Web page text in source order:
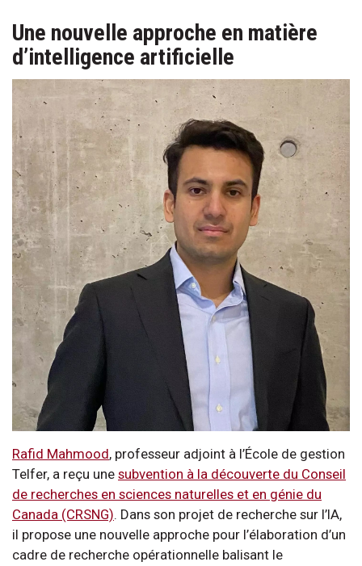
Une nouvelle approche en matière
d’intelligence artificielle
Rafid Mahmood, professeur adjoint à l’École de gestion
Telfer, a reçu une subvention à la découverte du Conseil
de recherches en sciences naturelles et en génie du
Canada (CRSNG). Dans son projet de recherche sur l’IA,
il propose une nouvelle approche pour l’élaboration d’un
cadre de recherche opérationnelle balisant le